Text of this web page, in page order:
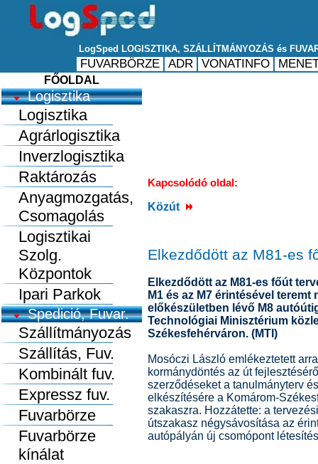
FŐOLDAL
Logisztika
Logisztika
Agrárlogisztika
Inverzlogisztika
Raktározás
Anyagmozgatás,
Csomagolás
Logisztikai
Szolg.
Központok
Ipari Parkok
Spedició, Fuvar.
Szállítmányozás
Szállítás, Fuv.
Kombinált fuv.
Expressz fuv.
Fuvarbörze
Fuvarbörze
kínálat
Kapcsolódó oldal:
Közút
Elkezdődött az M81-es
Elkezdődött az M81-es főút
M1 és az M7 érintésével
előkészületben lévő M8
Technológiai Minisztérium
Székesfehérváron. (MTI)
Mosóczi László emlékeztetett
kormánydöntés az út
szerződéseket a tanulmányterv
elkészítésére a Komárom-
szakaszra. Hozzátette: a
útszakasz négysávosítása az
autópályán új csomópont